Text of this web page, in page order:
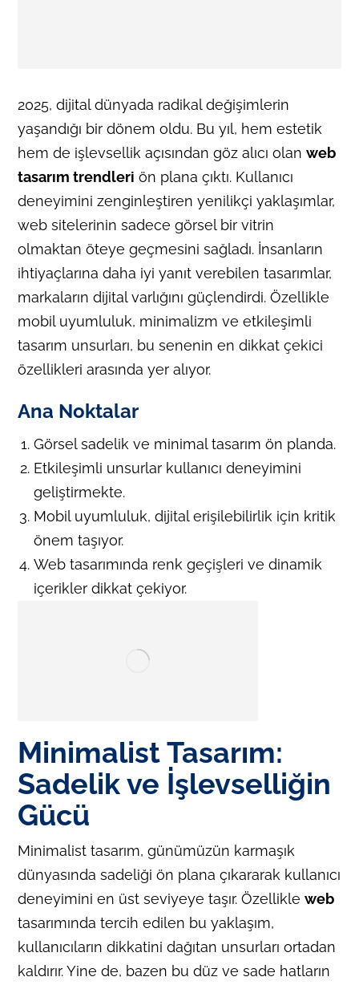
2025, dijital dünyada radikal değişimlerin
yaşandığı bir dönem oldu. Bu yıl, hem estetik
hem de işlevsellik açısından göz alıcı olanweb
tasarım trendleri ön plana çıktı. Kullanıcı
deneyimini zenginleştiren yenilikçi yaklaşımlar,
web sitelerinin sadece görsel bir vitrin
olmaktan öteye geçmesini sağladı. İnsanların
ihtiyaçlarına daha iyi yanıt verebilen tasarımlar,
markaların dijital varlığını güçlendirdi. Özellikle
mobil uyumluluk, minimalizm ve etkileşimli
tasarım unsurları, bu senenin en dikkat çekici
özellikleri arasında yer alıyor.
Ana Noktalar
Görsel sadelik ve minimal tasarım ön planda.
Etkileşimli unsurlar kullanıcı deneyimini
geliştirmekte.
Mobil uyumluluk, dijital erişilebilirlik için kritik
önem taşıyor.
Web tasarımında renk geçişleri ve dinamik
içerikler dikkat çekiyor.
Minimalist Tasarım:
Sadelik ve İşlevselliğin
Gücü
Minimalist tasarım, günümüzün karmaşık
dünyasında sadeliği ön plana çıkararak kullanıcı
deneyimini en üst seviyeye taşır. Özellikleweb
tasarımında tercih edilen bu yaklaşım,
kullanıcıların dikkatini dağıtan unsurları ortadan
kaldırır. Yine de, bazen bu düz ve sade hatların